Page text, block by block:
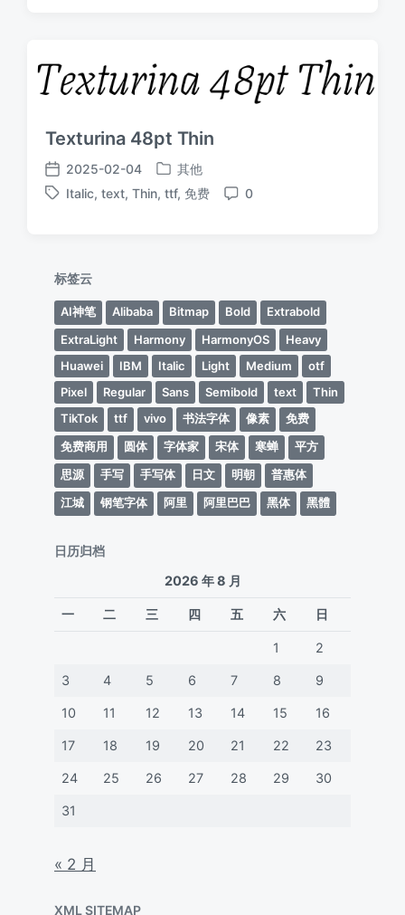
Texturina 48pt Thin
发
布
2025-02-04
发
布
其他
标
Italic, text, Thin, ttf, 免费
评
0
标签云
AI神笔 Alibaba Bitmap Bold
Extrabold
ExtraLight
Harmony HarmonyOS
Heavy
Huawei
IBM Italic Light Medium
otf
Pixel
Regular Sans Semibold text
Thin
TikTok
ttf vivo 书法字体 像素
免费
免费商用
圆体 字体家 宋体 寒蝉
平方
思源
手写 手写体 日文 明朝
普惠体
江城
钢笔字体 阿里 阿里巴巴 黑体 黑體
日历归档
2026 年 8 月
一 二 三 四 五 六 日
1 2
3 4 5 6 7 8 9
10 11 12 13 14 15 16
17 18 19 20 21 22 23
24 25 26 27 28 29 30
31
« 2 月
XML SITEMAP